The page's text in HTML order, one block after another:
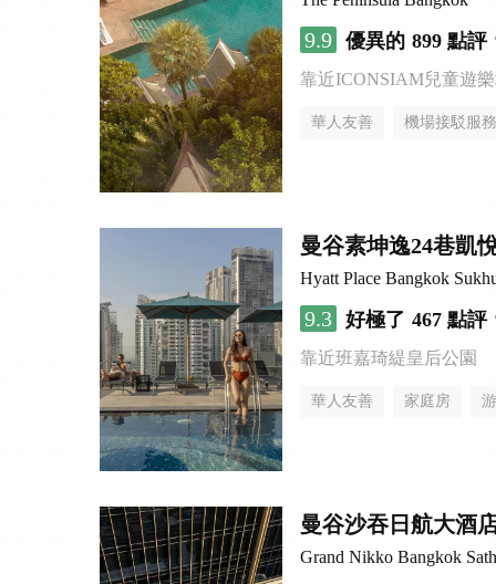
9.9 優異的 899 點評
靠近ICONSIAM兒童遊
華人友善 機場接駁服務
曼谷素坤逸24巷凱
Hyatt Place Bangkok
9.3 好極了 467 點評
靠近班嘉琦緹皇后公園
華人友善 家庭房
曼谷沙吞日航大酒
Grand Nikko Bangkok